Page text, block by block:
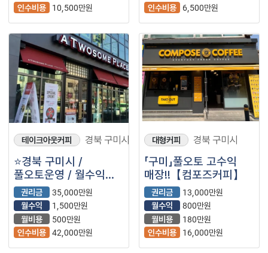
인수비용
10,500만원
인수비용
6,500만원
테이크아웃커피 경북 구미시
⭐경북 구미시 /
풀오토운영 / 월수익
1,400만원 + @ /
고수익 ＂투썸플레이스
＂⭐
권리금
35,000만원
월수익
1,500만원
월비용
500만원
인수비용 42,000만원
대형커피 경북 구미시
「구미」풀오토 고수익
매장!!【컴포즈커피】
권리금
13,000만원
월수익
800만원
월비용
180만원
인수비용
16,000만원